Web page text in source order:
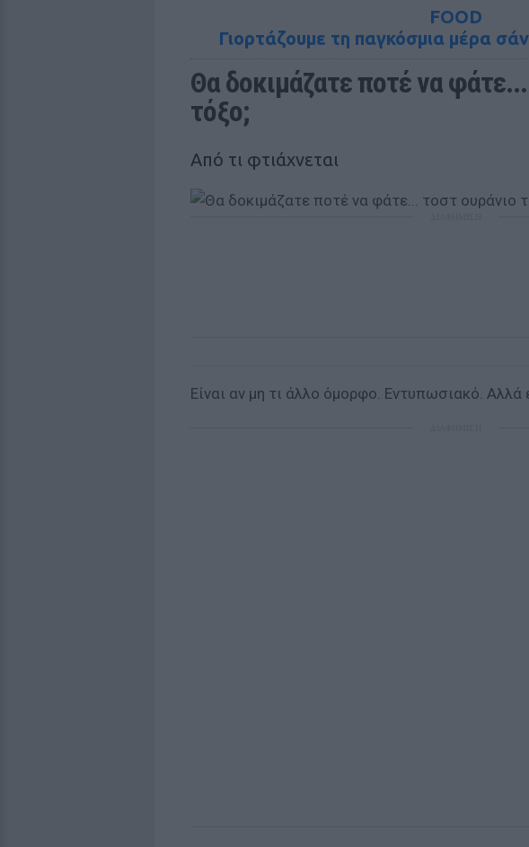
FOOD
Γιορτάζουμε τη παγκόσμια μέρα
Θα δοκιμάζατε ποτέ να
τόξo;
Aπό τι φτιάχνεται
Είναι αν μη τι άλλο όμορφο. Εντυπωσιακό. Αλλά